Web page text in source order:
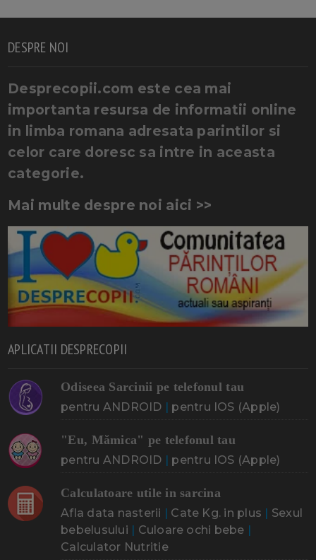
DESPRE NOI
Desprecopii.com este cea mai
importanta resursa de informatii online
in limba romana adresata parintilor si
celor care doresc sa intre in aceasta
categorie.
Mai multe despre noi aici >>
APLICATII DESPRECOPII
Odiseea Sarcinii pe telefonul tau
pentru ANDROID | pentru IOS (Apple)
"Eu, Mămica" pe telefonul tau
pentru ANDROID | pentru IOS (Apple)
Calculatoare utile in sarcina
Afla data nasterii | Cate Kg. in plus | Sexul
bebelusului | Culoare ochi bebe |
Calculator Nutritie